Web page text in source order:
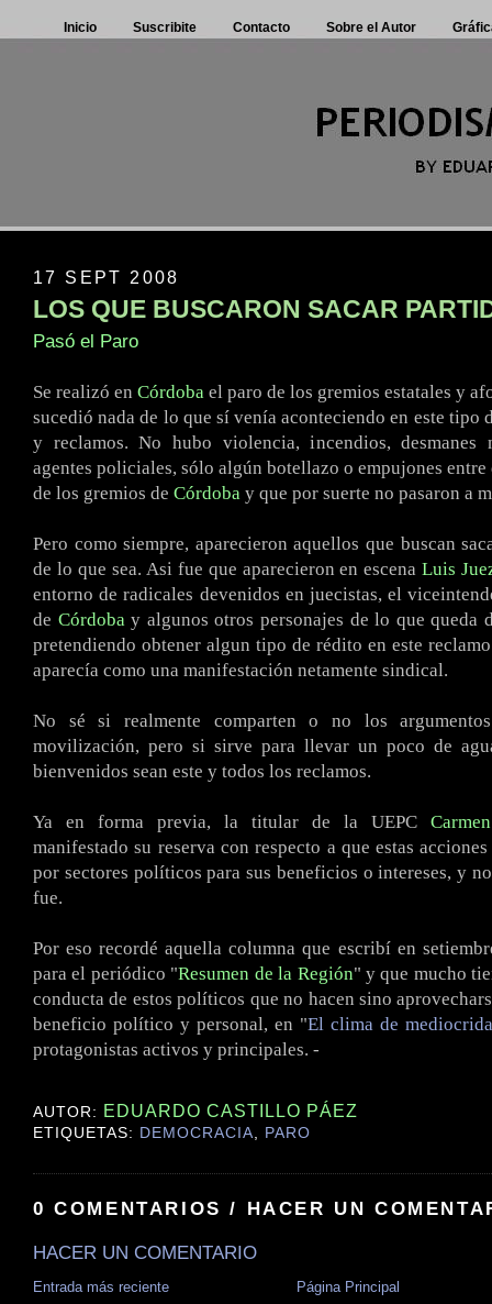
Inicio Suscribite Contacto Sobre el Autor
17 SEPT 2008
LOS QUE BUSCARON SACAR
Pasó el Paro
Se realizó en Córdoba el paro de los gremios estatales y
sucedió nada de lo que sí venía aconteciendo en este tipo
y reclamos. No hubo violencia, incendios, desmanes
agentes policiales, sólo algún botellazo o empujones
de los gremios de Córdoba y que por suerte no pasaron a
Pero como siempre, aparecieron aquellos que buscan
de lo que sea. Asi fue que aparecieron en escenaLuis
entorno de radicales devenidos en juecistas, el
de Córdobay algunos otros personajes de lo que queda
pretendiendo obtener algun tipo de rédito en este
aparecía como una manifestación netamente sindical.
No sé si realmente comparten o no los
movilización, pero si sirve para llevar un poco de
bienvenidos sean este y todos los reclamos.
Ya en forma previa, la titular de la UEPC
manifestado su reserva con respecto a que estas
por sectores políticos para sus beneficios o intereses, y
fue.
Por eso recordé aquella columna que escribí en
para el periódico "Resumen de la Región" y que mucho
conducta de estos políticos que no hacen sino
beneficio político y personal, en "El clima de
protagonistas activos y principales. -
AUTOR: EDUARDO CASTILLO PÁEZ
ETIQUETAS: DEMOCRACIA, PARO
0 COMENTARIOS / HACER UN
HACER UN COMENTARIO
Entrada más reciente Página Principal